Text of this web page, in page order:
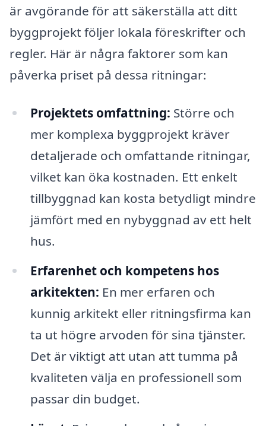
är avgörande för att säkerställa att ditt
byggprojekt följer lokala föreskrifter och
regler. Här är några faktorer som kan
påverka priset på dessa ritningar:
Projektets omfattning: Större och
mer komplexa byggprojekt kräver
detaljerade och omfattande ritningar,
vilket kan öka kostnaden. Ett enkelt
tillbyggnad kan kosta betydligt mindre
jämfört med en nybyggnad av ett helt
hus.
Erfarenhet och kompetens hos
arkitekten: En mer erfaren och
kunnig arkitekt eller ritningsfirma kan
ta ut högre arvoden för sina tjänster.
Det är viktigt att utan att tumma på
kvaliteten välja en professionell som
passar din budget.